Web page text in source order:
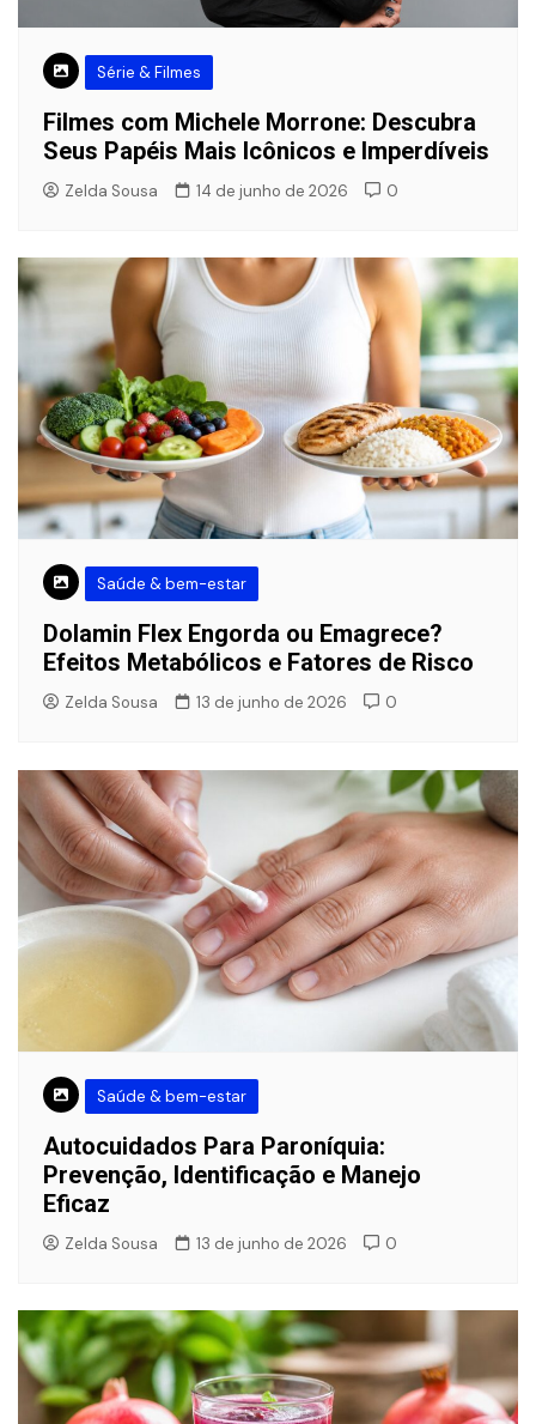
Série & Filmes
Filmes com Michele Morrone: Descubra
Seus Papéis Mais Icônicos e Imperdíveis
Zelda Sousa 14 de junho de 2026 0
Saúde & bem-estar
Dolamin Flex Engorda ou Emagrece?
Efeitos Metabólicos e Fatores de Risco
Zelda Sousa 13 de junho de 2026 0
Saúde & bem-estar
Autocuidados Para Paroníquia:
Prevenção, Identificação e Manejo
Eficaz
Zelda Sousa 13 de junho de 2026 0